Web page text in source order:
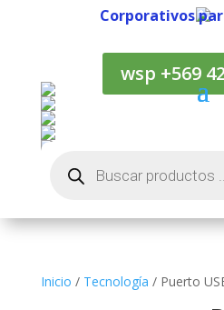
Corporativos
wsp +569
productos
Inicio / Tecnología / Puerto